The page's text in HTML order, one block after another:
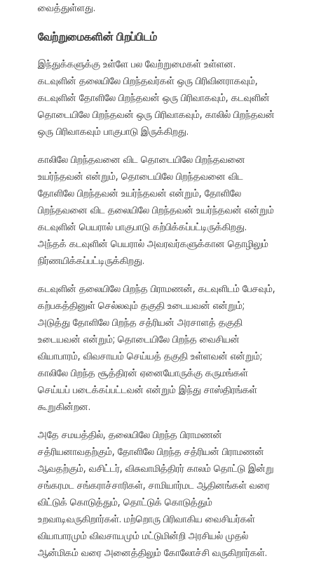
வைத்துள்ளது.
வேற்றுமைகளின் பிறப்பிடம்
இந்துக்களுக்கு உள்ளே பல வேற்றுமைகள் உள்ளன.
கடவுளின் தலையிலே பிறந்தவர்கள் ஒரு பிரிவினராகவும்,
கடவுளின் தோளிலே பிறந்தவன் ஒரு பிரிவாகவும், கடவுளின்
தொடையிலே பிறந்தவன் ஒரு பிரிவாகவும், காலில் பிறந்தவன்
ஒரு பிரிவாகவும் பாகுபாடு இருக்கிறது.
காலிலே பிறந்தவனை விட தொடையிலே பிறந்தவனை
உயர்ந்தவன் என்றும், தொடையிலே பிறந்தவனை விட
தோளிலே பிறந்தவன் உயர்ந்தவன் என்றும், தோளிலே
பிறந்தவனை விட தலையிலே பிறந்தவன் உயர்ந்தவன் என்றும்
கடவுளின் பெயரால் பாகுபாடு கற்பிக்கப்பட்டிருக்கிறது.
அந்தக் கடவுளின் பெயரால் அவரவர்களுக்கான தொழிலும்
நிர்ணயிக்கப்பட்டிருக்கிறது.
கடவுளின் தலையிலே பிறந்த பிராமணன், கடவுளிடம் பேசவும்,
கற்பகத்தினுள் செல்லவும் தகுதி உடையவன் என்றும்;
அடுத்து தோளிலே பிறந்த சத்ரியன் அரசாளத் தகுதி
உடையவன் என்றும்; தொடையிலே பிறந்த வைசியன்
வியாபாரம், விவசாயம் செய்யத் தகுதி உள்ளவன் என்றும்;
காலிலே பிறந்த சூத்திரன் ஏனையோருக்கு கருமங்கள்
செய்யப் படைக்கப்பட்டவன் என்றும் இந்து சாஸ்திரங்கள்
கூறுகின்றன.
அதே சமயத்தில், தலையிலே பிறந்த பிராமணன்
சத்ரியனாவதற்கும், தோளிலே பிறந்த சத்ரியன் பிராமணன்
ஆவதற்கும், வசிட்டர், விசுவாமித்திரர் காலம் தொட்டு இன்று
சங்கரமட சங்கராச்சாரிகள், சாமியார்மட ஆதினங்கள் வரை
விட்டுக் கொடுத்தும், தொட்டுக் கொடுத்தும்
உறவாடிவருகிறார்கள். மற்றொரு பிரிவாகிய வைசியர்கள்
வியாபாரமும் விவசாயமும் மட்டுமின்றி அரசியல் முதல்
ஆன்மிகம் வரை அனைத்திலும் கோலோச்சி வருகிறார்கள்.